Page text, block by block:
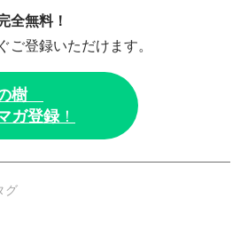
全無料！
登録いただけます。
樹
ガ登録！
グ